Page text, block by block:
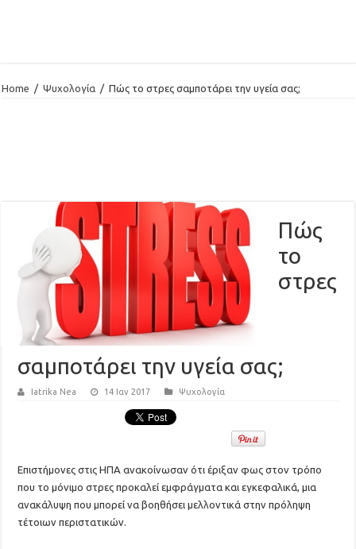
Home / Ψυχολογία / Πώς το στρες σαμποτάρει την υγεία σας;
Πώς
το
στρες
σαμποτάρει την υγεία σας;
Iatrika Nea 14 Ιαν 2017 Ψυχολογία
Επιστήμονες στις ΗΠΑ ανακοίνωσαν ότι έριξαν φως στον τρόπο
που το μόνιμο στρες προκαλεί εμφράγματα και εγκεφαλικά, μια
ανακάλυψη που μπορεί να βοηθήσει μελλοντικά στην πρόληψη
τέτοιων περιστατικών.